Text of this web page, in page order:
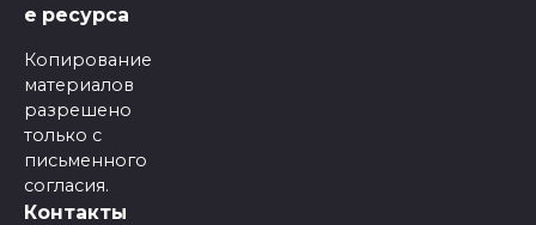
е ресурса
Копирование
материалов
разрешено
только с
письменного
согласия.
Контакты